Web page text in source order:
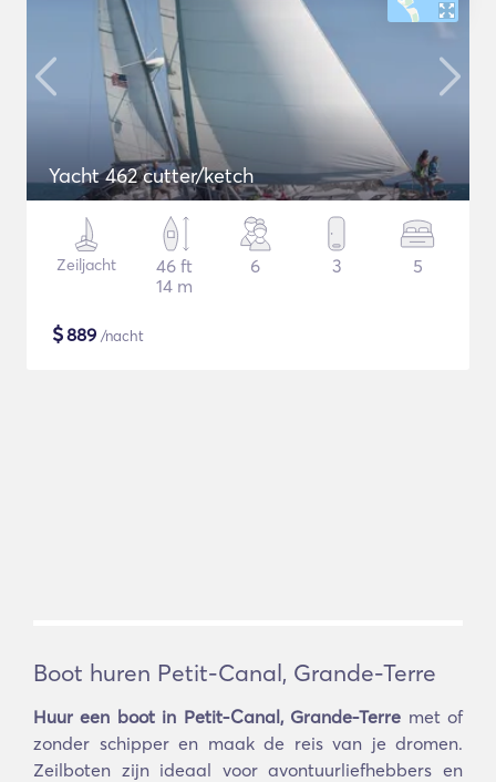
Yacht 462 cutter/ketch
Zeiljacht
46 ft
14 m
6 3 5
$889 /nacht
Boot huren Petit-Canal, Grande-Terre
Huur een boot in Petit-Canal, Grande-Terre met of
zonder schipper en maak de reis van je dromen.
Zeilboten zijn ideaal voor avontuurliefhebbers en